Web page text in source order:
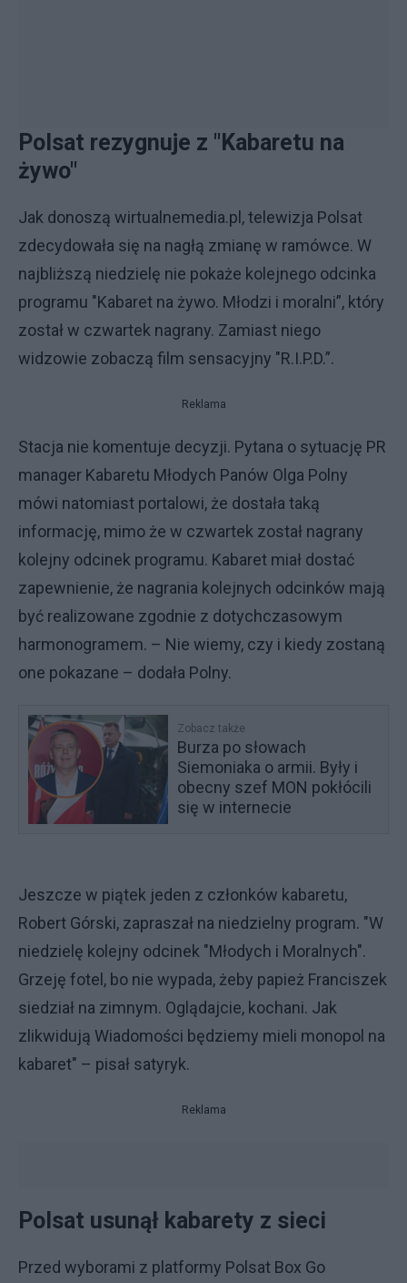
Polsat rezygnuje z "Kabaretu na
żywo"
Jak donoszą wirtualnemedia.pl, telewizja Polsat
zdecydowała się na nagłą zmianę w ramówce. W
najbliższą niedzielę nie pokaże kolejnego odcinka
programu "Kabaret na żywo. Młodzi i moralni”, który
został w czwartek nagrany. Zamiast niego
widzowie zobaczą film sensacyjny "R.I.P.D.”.
Reklama
Stacja nie komentuje decyzji. Pytana o sytuację PR
manager Kabaretu Młodych Panów Olga Polny
mówi natomiast portalowi, że dostała taką
informację, mimo że w czwartek został nagrany
kolejny odcinek programu. Kabaret miał dostać
zapewnienie, że nagrania kolejnych odcinków mają
być realizowane zgodnie z dotychczasowym
harmonogramem. – Nie wiemy, czy i kiedy zostaną
one pokazane – dodała Polny.
Zobacz także
Burza po słowach
Siemoniaka o armii. Były i
obecny szef MON pokłócili
się w internecie
Jeszcze w piątek jeden z członków kabaretu,
Robert Górski, zapraszał na niedzielny program. "W
niedzielę kolejny odcinek "Młodych i Moralnych".
Grzeję fotel, bo nie wypada, żeby papież Franciszek
siedział na zimnym. Oglądajcie, kochani. Jak
zlikwidują Wiadomości będziemy mieli monopol na
kabaret" – pisał satyryk.
Reklama
Polsat usunął kabarety z sieci
Przed wyborami z platformy Polsat Box Go